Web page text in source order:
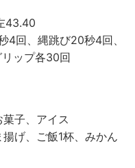
43.40
4回、縄跳び20秒4回、
ップ各30回
子、アイス
げ、ご飯1杯、みかん